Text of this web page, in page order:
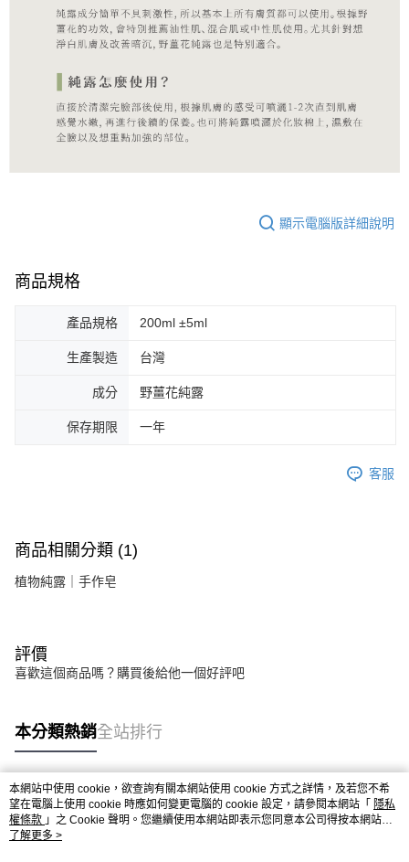
顯示電腦版詳細說明
商品規格
產品規格 200ml ±5ml
生產製造 台灣
成分 野薑花純露
保存期限 一年
客服
商品相關分類 (1)
植物純露｜手作皂
評價
喜歡這個商品嗎？購買後給他一個好評吧
本分類熱銷全站排行
熱門標籤
本網站中使用 cookie，欲查詢有關本網站使用 cookie 方式之詳情，及若您不希
望在電腦上使用 cookie 時應如何變更電腦的 cookie 設定，請參閱本網站「 隱私
權條款 」之 Cookie 聲明。您繼續使用本網站即表示您同意本公司得按本網站使
用條款之 Cookie 聲明使用 cookie。
了解更多 >